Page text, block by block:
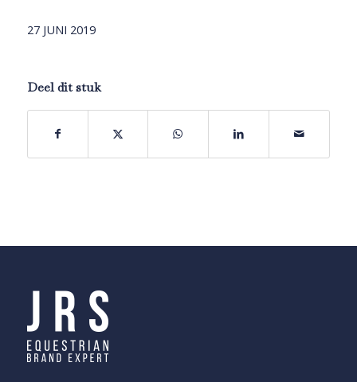
27 JUNI 2019
Deel dit stuk